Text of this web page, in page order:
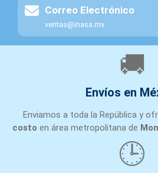
Correo Electrónico
ventas@inasa.mx
🚚
Envíos en
Enviamos a toda la República y
costo en área metropolitana de
🕒